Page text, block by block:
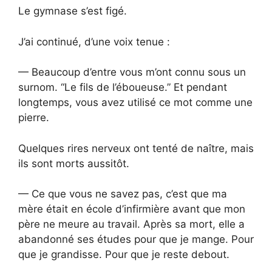
Le gymnase s’est figé.
J’ai continué, d’une voix tenue :
— Beaucoup d’entre vous m’ont connu sous un
surnom. “Le fils de l’éboueuse.” Et pendant
longtemps, vous avez utilisé ce mot comme une
pierre.
Quelques rires nerveux ont tenté de naître, mais
ils sont morts aussitôt.
— Ce que vous ne savez pas, c’est que ma
mère était en école d’infirmière avant que mon
père ne meure au travail. Après sa mort, elle a
abandonné ses études pour que je mange. Pour
que je grandisse. Pour que je reste debout.